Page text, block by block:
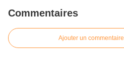
Commentaires
Ajouter un commentaire